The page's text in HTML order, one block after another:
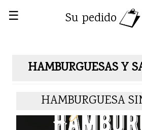
☰ Su pedido
HAMBURGUESAS Y
HAMBURGUESA